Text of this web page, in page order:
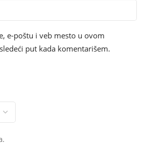
e-poštu i veb mesto u ovom
put kada komentarišem.